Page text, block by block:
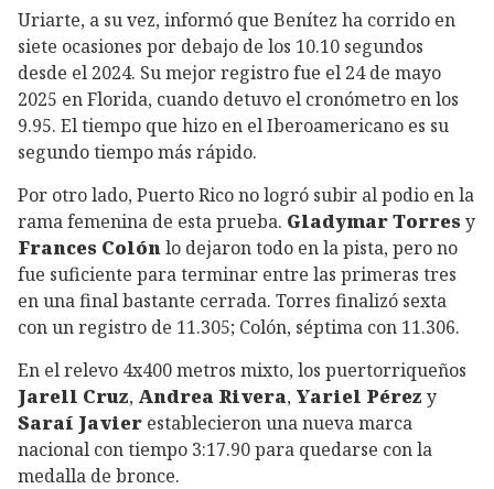
Uriarte, a su vez, informó que Benítez ha corrido en
siete ocasiones por debajo de los 10.10 segundos
desde el 2024. Su mejor registro fue el 24 de mayo
2025 en Florida, cuando detuvo el cronómetro en los
9.95. El tiempo que hizo en el Iberoamericano es su
segundo tiempo más rápido.
Por otro lado, Puerto Rico no logró subir al podio en la
rama femenina de esta prueba. Gladymar Torres y
Frances Colónlo dejaron todo en la pista, pero no
fue suficiente para terminar entre las primeras tres
en una final bastante cerrada. Torres finalizó sexta
con un registro de 11.305; Colón, séptima con 11.306.
En el relevo 4x400 metros mixto, los puertorriqueños
Jarell Cruz, Andrea Rivera, Yariel Pérez y
Saraí Javier establecieron una nueva marca
nacional con tiempo 3:17.90 para quedarse con la
medalla de bronce.